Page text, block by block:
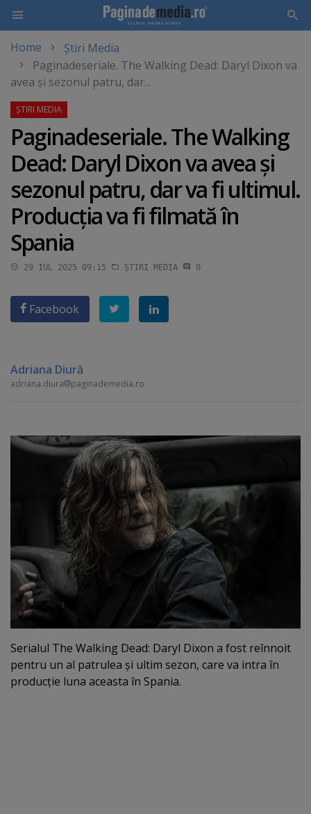
main
content
Home
Știri Media
Paginadeseriale. The Walking Dead: Daryl Dixon va
avea şi sezonul patru, dar...
Paginadeseriale. The Walking
Dead: Daryl Dixon va avea şi
sezonul patru, dar va fi ultimul.
Producţia va fi filmată în
Spania
29 IUL 2025 09:15 ȘTIRI MEDIA 0
Facebook
Adriana Diură
adriana.diura paginademedia.ro
Serialul The Walking Dead: Daryl Dixon a fost reînnoit
pentru un al patrulea şi ultim sezon, care va intra în
producţie luna aceasta în Spania.